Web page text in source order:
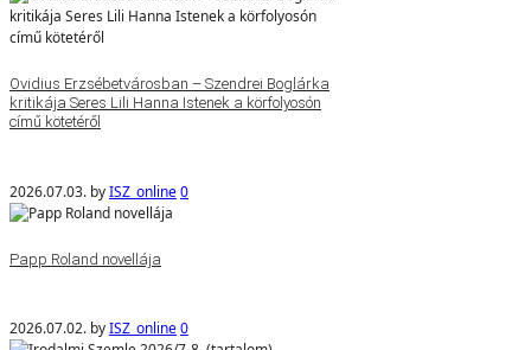
Ovidius Erzsébetvárosban – Szendrei Boglárka
kritikája Seres Lili Hanna Istenek a körfolyosón
című kötetéről
2026.07.03. byISZ_online0
Papp Roland novellája
2026.07.02. byISZ_online0